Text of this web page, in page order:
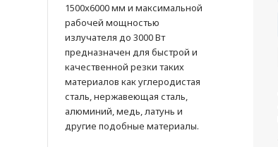
1500x6000 мм и максимальной
рабочей мощностью
излучателя до 3000 Вт
предназначен для быстрой и
качественной резки таких
материалов как углеродистая
сталь, нержавеющая сталь,
алюминий, медь, латунь и
другие подобные материалы.